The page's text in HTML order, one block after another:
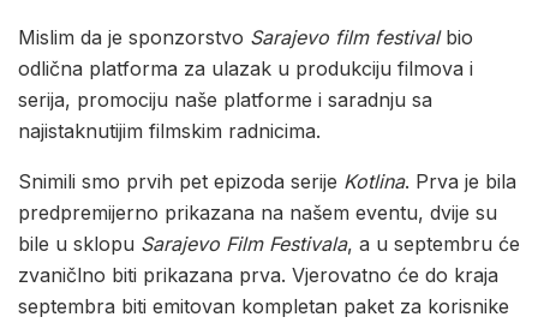
Mislim da je sponzorstvo Sarajevo film festivalbio
odlična platforma za ulazak u produkciju filmova i
serija, promociju naše platforme i saradnju sa
najistaknutijim filmskim radnicima.
Snimili smo prvih pet epizoda serije Kotlina. Prva je bila
predpremijerno prikazana na našem eventu, dvije su
bile u sklopu Sarajevo Film Festivala, a u septembru će
zvaničlno biti prikazana prva. Vjerovatno će do kraja
septembra biti emitovan kompletan paket za korisnike